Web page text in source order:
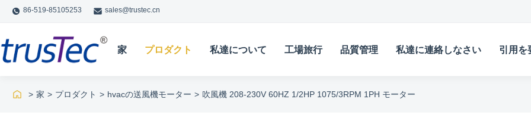
86-519-85105253 sales@trustec.cn
家 プロダクト 私達について 工場旅行 品質管理 私達に連絡しなさい 引用を
> 家 > プロダクト > hvacの送風機モーター > 吹風機 208-230V 60HZ 1/2HP 1075/3RPM 1PH モーター